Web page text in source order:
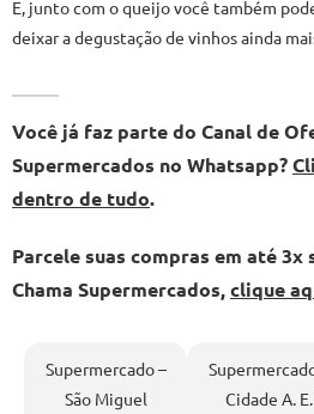
E, junto com o queijo você também
deixar a degustação de vinhos ainda
Você já faz parte do Canal de
Supermercados no Whatsapp?
dentro de tudo.
Parcele suas compras em até 3x
Chama Supermercados,clique
Supermercado –
São Miguel
Cidade A. E.